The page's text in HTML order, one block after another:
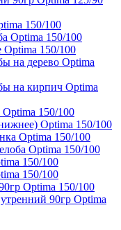
150/100
Optima 150/100
Optima 150/100
на дерево Optima
на кирпич Optima
150/100
Optima 150/100
Optima 150/100
Optima 150/100
150/100
150/100
Optima 150/100
90гр Optima